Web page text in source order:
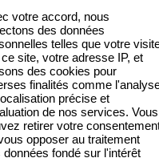
votre accord, nous
des données
telles que votre
site, votre adresse IP, et
des cookies pour
finalités comme
précise et
de nos services. Vous
retirer votre
opposer au traitement
données fondé sur l'intérêt